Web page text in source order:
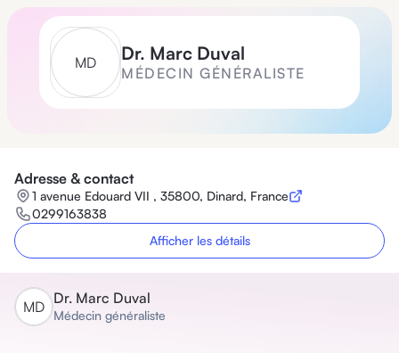
MD Dr. Marc Duval
MÉDECIN GÉNÉRALISTE
Adresse & contact
1 avenue Edouard VII , 35800, Dinard, France
0299163838
Afficher les détails
MD Dr. Marc Duval
Médecin généraliste